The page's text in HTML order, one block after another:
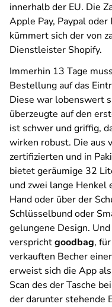
innerhalb der EU. Die
Apple Pay, Paypal
kümmert sich der von
Dienstleister Shopify.
Immerhin 13 Tage
Bestellung auf das
Diese war lobenswert
überzeugte auf den
ist schwer und griffig,
wirken robust. Die aus
zertifizierten und in
bietet geräumige 32
und zwei lange Henkel
Hand oder über der
Schlüsselbund oder
gelungene Design.
versprichtgoodbag,
verkauften Becher
erweist sich die App
Scan des der Tasche
der darunter stehende